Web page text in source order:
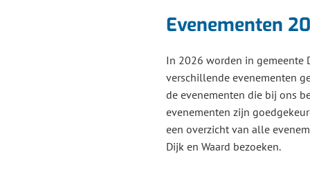
Evenementen
In 2026 worden in gemeente
verschillende evenementen
de evenementen die bij ons
evenementen zijn
een overzicht van alle
Dijk en Waard bezoeken.